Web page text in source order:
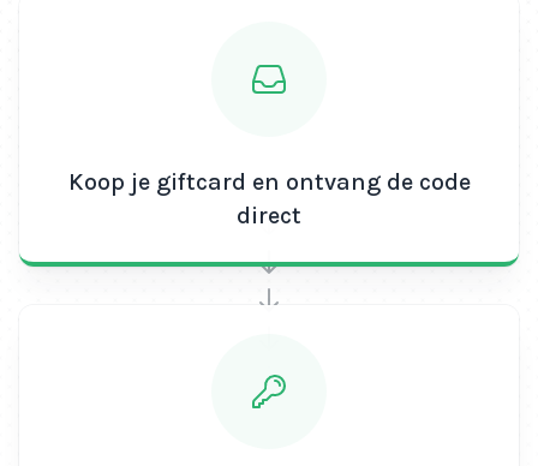
Koop je giftcard en ontvang de code
direct